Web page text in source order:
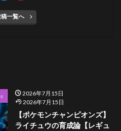
一覧へ
2026年7月15日
2026年7月15日
【ポケモンチャンピオンズ】
ライチュウの育成論【レギュ